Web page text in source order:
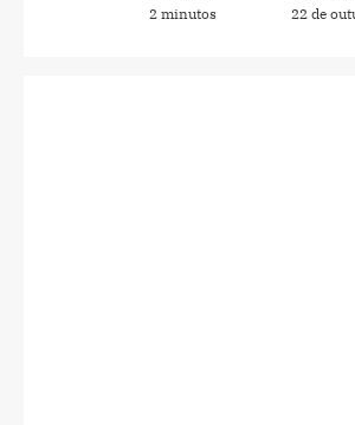
2 minutos
22 de